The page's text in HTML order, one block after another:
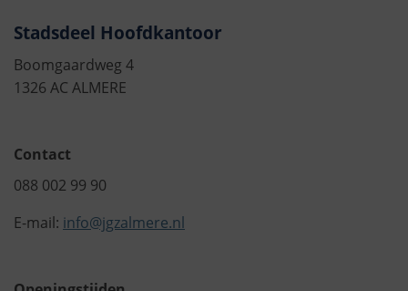
Stadsdeel Hoofdkantoor
Boomgaardweg 4
1326 AC ALMERE
Contact
088 002 99 90
E-mail: info@jgzalmere.nl